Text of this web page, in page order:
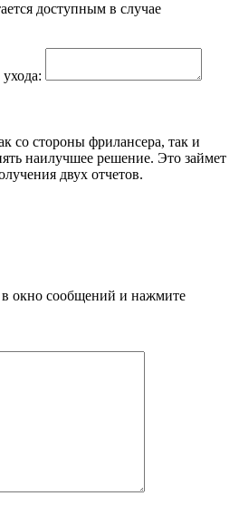
доступным в случае
со стороны фрилансера, так и
наилучшее решение. Это займет
двух отчетов.
окно сообщений и нажмите